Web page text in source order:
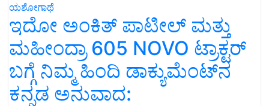
ಯಶೋಗಾಥೆ
ಇದೋ ಅಂಕಿತ್ ಪಾಟೀಲ್ ಮತ್ತು
ಮಹೀಂದ್ರಾ 605 NOVO ಟ್ರಾಕ್ಟರ್
ಬಗ್ಗೆ ನಿಮ್ಮ ಹಿಂದಿ ಡಾಕ್ಯುಮೆಂಟ್‌ನ
ಕನ್ನಡ ಅನುವಾದ: